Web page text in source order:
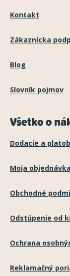
Kontakt
Zákaznícka
Blog
Slovník pojmov
Všetko o
Dodacie a
Moja objednávka
Obchodné
Odstúpenie od
Ochrana
Reklamačný